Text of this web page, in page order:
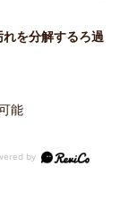
れを分解するろ過
能